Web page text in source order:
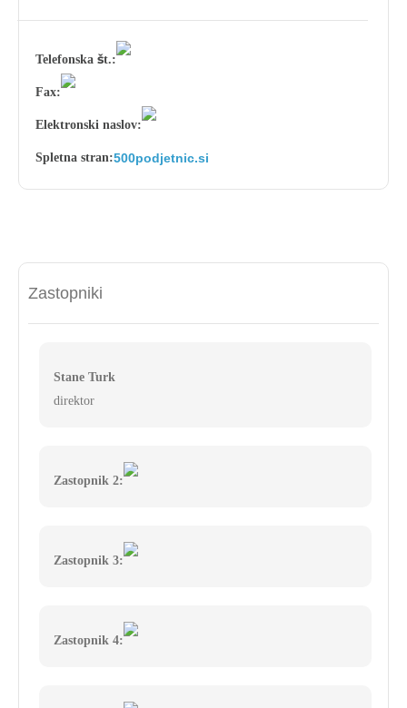
Telefonska št.:
Fax:
Elektronski naslov:
Spletna stran:500podjetnic.si
Zastopniki
Stane Turk
direktor
Zastopnik 2:
Zastopnik 3:
Zastopnik 4: